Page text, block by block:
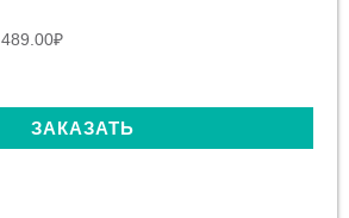
489.00₽
ЗАКАЗАТЬ